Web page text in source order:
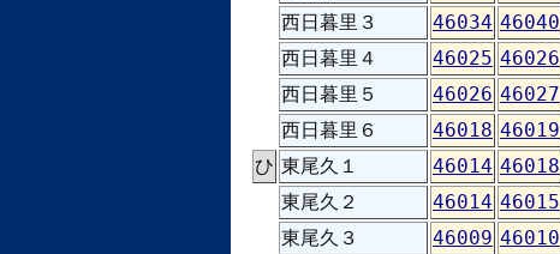
西日暮里３
46034 46040
西日暮里４
46025 46026
西日暮里５
46026 46027
西日暮里６
46018 46019
ひ 東尾久１ 46014 46018
東尾久２
46014 46015
東尾久３
46009 46010